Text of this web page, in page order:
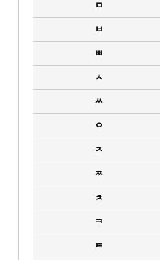
ㅁ
ㅂ
ㅃ
ㅅ
ㅆ
ㅇ
ㅈ
ㅉ
ㅊ
ㅋ
ㅌ